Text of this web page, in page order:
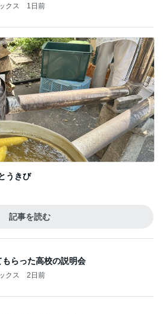
クス 1日前
うきび
記事を読む
もらった高校の説明会
クス 2日前